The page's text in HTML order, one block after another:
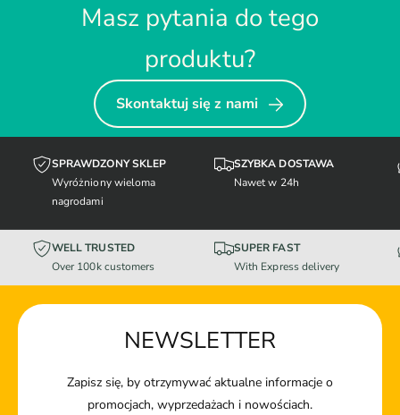
Masz pytania do tego
produktu?
Skontaktuj się z nami
SPRAWDZONY SKLEP
Wyróżniony wieloma
nagrodami
SZYBKA DOSTAWA
Nawet w 24h
WELL TRUSTED
Over 100k customers
SUPER FAST
With Express delivery
NEWSLETTER
Zapisz się, by otrzymywać aktualne informacje o
promocjach, wyprzedażach i nowościach.